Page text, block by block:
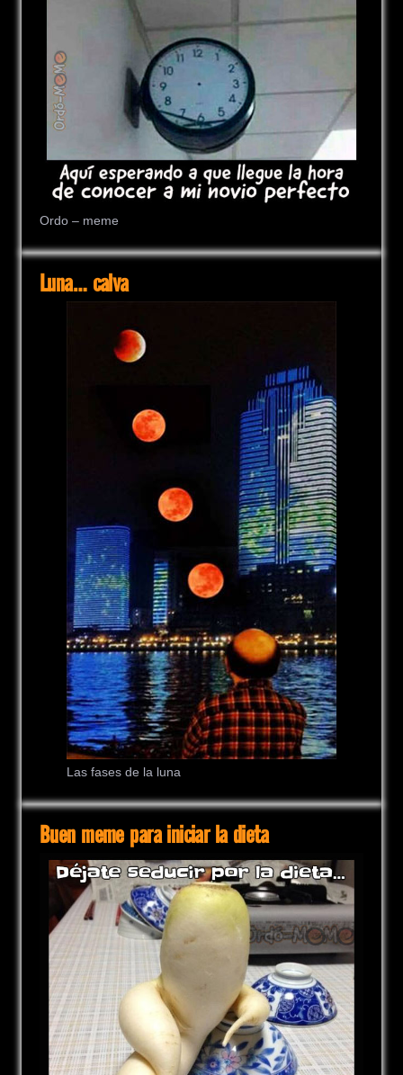
Ordo – meme
Luna… calva
Las fases de la luna
Buen meme para iniciar la dieta